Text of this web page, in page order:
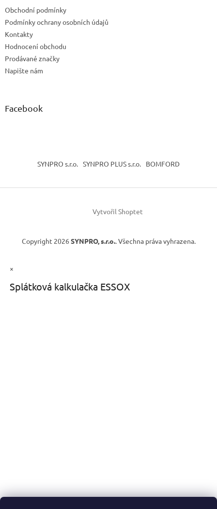
Obchodní podmínky
Podmínky ochrany osobních údajů
Kontakty
Hodnocení obchodu
Prodávané značky
Napište nám
Facebook
SYNPRO s.r.o. SYNPRO PLUS s.r.o. BOMFORD
Vytvořil Shoptet
Copyright 2026 SYNPRO, s.r.o.. Všechna práva vyhrazena.
×
Splátková kalkulačka ESSOX